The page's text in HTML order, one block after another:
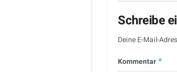
Schreibe
Deine E-Mail-
Kommentar *